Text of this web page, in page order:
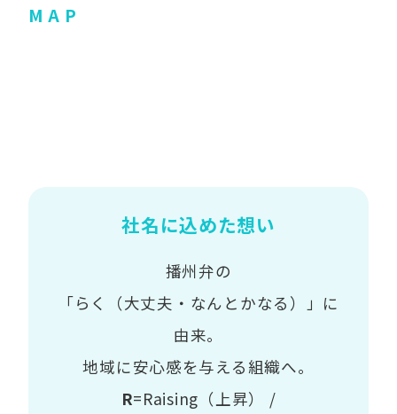
M A P
社名に込めた想い
播州弁の
「らく（大丈夫・なんとかなる）」に
由来。
地域に安心感を与える組織へ。
R=Raising（上昇） /